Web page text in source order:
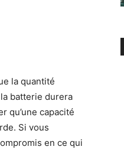
la quantité
batterie durera
qu’une capacité
Si vous
en ce qui